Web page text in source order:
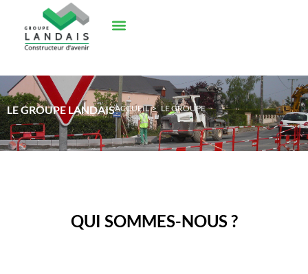
LE GROUPE LANDAISACCUEIL>LE GROUPE
QUI SOMMES-NOUS ?